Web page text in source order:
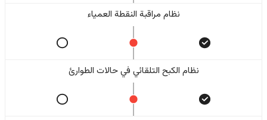
نظام مراقبة النقطة العمياء
نظام الكبح التلقائي في حالات الطوارئ